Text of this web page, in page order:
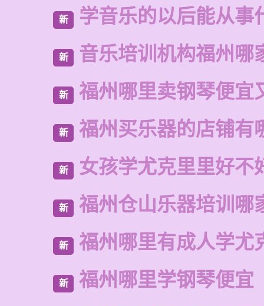
新 学音乐的以后能从事
新 音乐培训机构福州哪
新 福州哪里卖钢琴便宜
新 福州买乐器的店铺有
新 女孩学尤克里里好不
新 福州仓山乐器培训哪
新 福州哪里有成人学尤
新 福州哪里学钢琴便宜